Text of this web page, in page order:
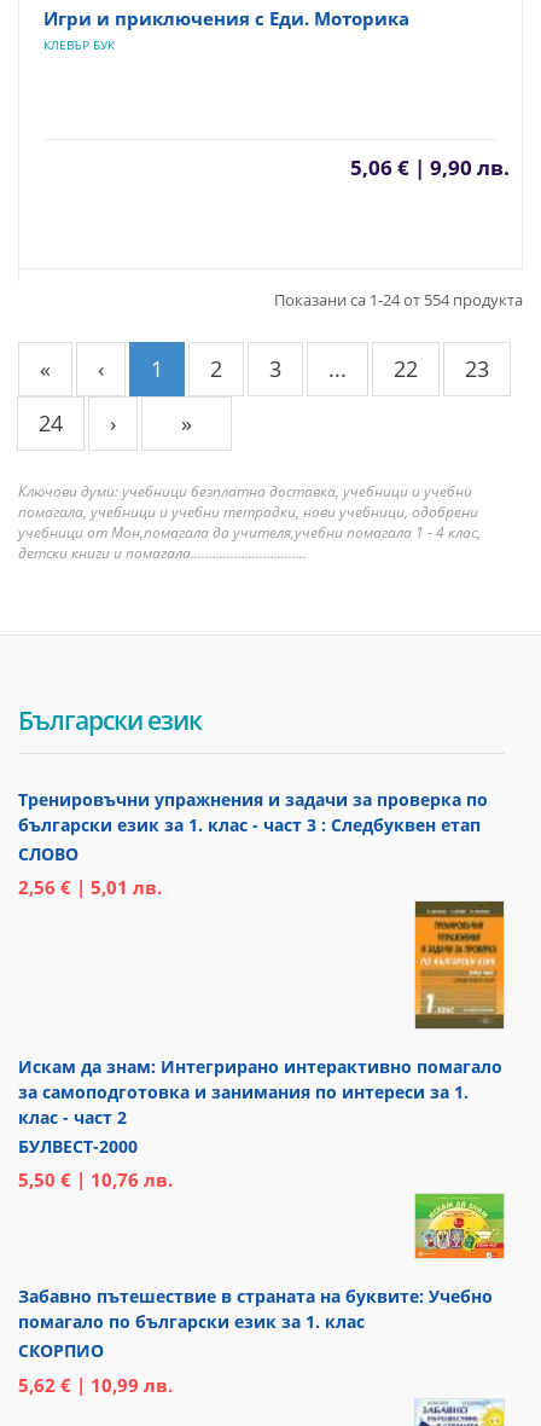
Игри и приключения с Еди. Моторика
КЛЕВЪР БУК
5,06 € | 9,90 лв.
Показани са 1-24 от 554 продукта
« ‹ 1 2 3 ... 22
23
24
› »
Ключови думи: учебници безплатна доставка, учебници и учебни
помагала, учебници и учебни тетрадки, нови учебници, одобрени
учебници от Мон,помагала да учителя,учебни помагала 1 - 4 клас,
детски книги и помагала................................
Български език
Тренировъчни упражнения и задачи за проверка по
български език за 1. клас - част 3 : Следбуквен етап
СЛОВО
2,56 € | 5,01 лв.
Искам да знам: Интегрирано интерактивно помагало
за самоподготовка и занимания по интереси за 1.
клас - част 2
БУЛВЕСТ-2000
5,50 € | 10,76 лв.
Забавно пътешествие в страната на буквите: Учебно
помагало по български език за 1. клас
СКОРПИО
5,62 € | 10,99 лв.